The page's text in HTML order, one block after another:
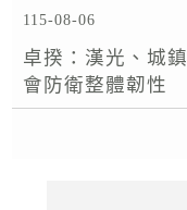
115-08-06
卓揆：漢光、城
會防衛整體韌性